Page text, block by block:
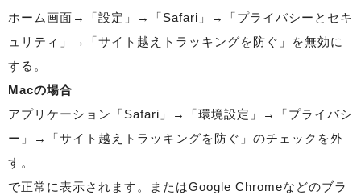
ホーム画面→「設定」→「Safari」→「プライバシーとセキ
ュリティ」→「サイト越えトラッキングを防ぐ」を無効に
する。
Macの場合
アプリケーション「Safari」→「環境設定」→「プライバシ
ー」→「サイト越えトラッキングを防ぐ」のチェックを外
す。
で正常に表示されます。またはGoogle Chromeなどのブラ